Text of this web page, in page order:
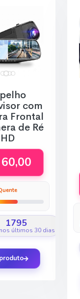
com
Frontal
de Ré
HD
1795
últimos 30 dias